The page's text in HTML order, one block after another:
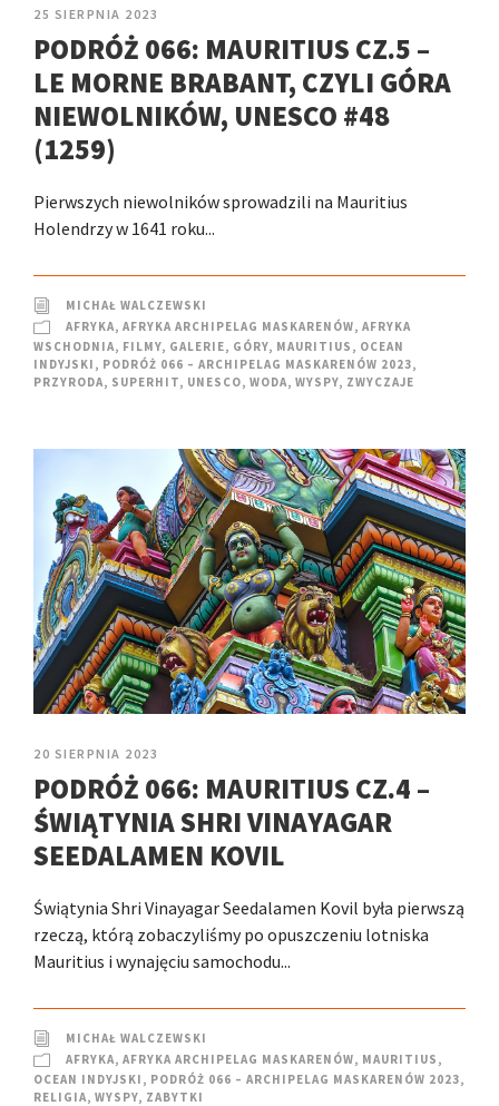
25 SIERPNIA 2023
PODRÓŻ 066: MAURITIUS CZ.5 –
LE MORNE BRABANT, CZYLI GÓRA
NIEWOLNIKÓW, UNESCO #48
(1259)
Pierwszych niewolników sprowadzili na Mauritius
Holendrzy w 1641 roku...
MICHAŁ WALCZEWSKI
AFRYKA, AFRYKA ARCHIPELAG MASKARENÓW, AFRYKA
WSCHODNIA, FILMY, GALERIE, GÓRY, MAURITIUS , OCEAN
INDYJSKI , PODRÓŻ 066 – ARCHIPELAG MASKARENÓW 2023,
PRZYRODA, SUPERHIT, UNESCO, WODA, WYSPY, ZWYCZAJE
20 SIERPNIA 2023
PODRÓŻ 066: MAURITIUS CZ.4 –
ŚWIĄTYNIA SHRI VINAYAGAR
SEEDALAMEN KOVIL
Świątynia Shri Vinayagar Seedalamen Kovil była pierwszą
rzeczą, którą zobaczyliśmy po opuszczeniu lotniska
Mauritius i wynajęciu samochodu...
MICHAŁ WALCZEWSKI
AFRYKA, AFRYKA ARCHIPELAG MASKARENÓW, MAURITIUS ,
OCEAN INDYJSKI , PODRÓŻ 066 – ARCHIPELAG MASKARENÓW 2023,
RELIGIA, WYSPY, ZABYTKI